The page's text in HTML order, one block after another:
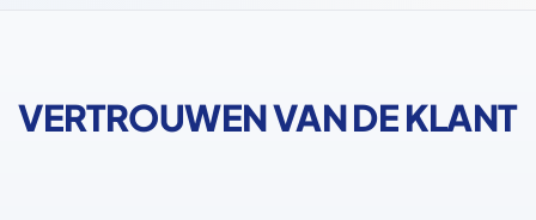
VERTROUWEN VAN DE KLANT